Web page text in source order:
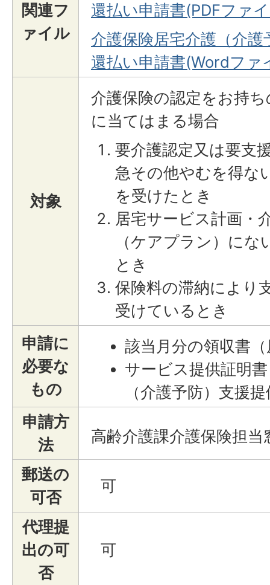
関連フ
ァイル
還払い申請書(PDFファ
介護保険居宅介護（介
還払い申請書(Wordファ
対象
介護保険の認定をお持
に当てはまる場合
要介護認定又は要支
急その他やむを得な
を受けたとき
居宅サービス計画・
（ケアプラン）に
とき
保険料の滞納により
受けているとき
申請に
必要な
もの
該当月分の領収書
サービス提供証明
（介護予防）支援
申請方
法
高齢介護課介護保険担当
郵送の
可否
可
代理提
出の可
否
可